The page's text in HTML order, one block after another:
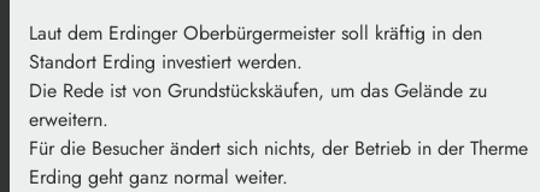
Laut dem Erdinger Oberbürgermeister soll kräftig in den
Standort Erding investiert werden.
Die Rede ist von Grundstückskäufen, um das Gelände zu
erweitern.
Für die Besucher ändert sich nichts, der Betrieb in der Therme
Erding geht ganz normal weiter.